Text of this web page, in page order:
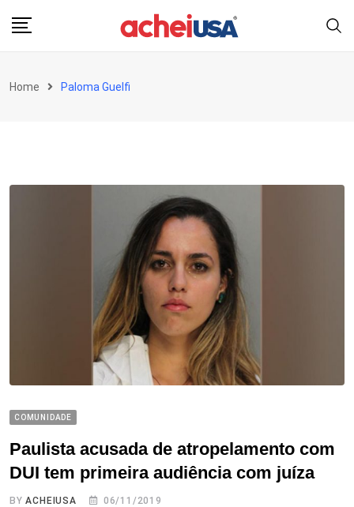
Home Paloma Guelfi
COMUNIDADE
Paulista acusada de atropelamento com
DUI tem primeira audiência com juíza
BYACHEIUSA 06/11/2019